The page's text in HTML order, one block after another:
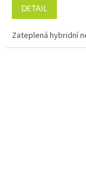
DETAIL
Zateplená hybridní